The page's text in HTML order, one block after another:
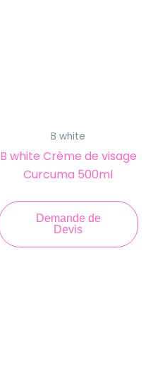
B white
B white Crème de visage
Curcuma 500ml
Demande de
Devis